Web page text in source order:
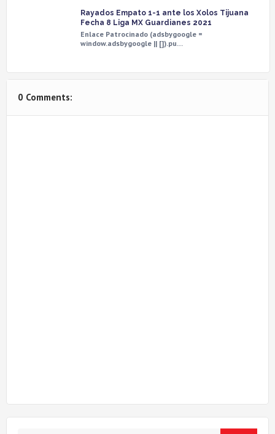
Rayados Empato 1-1 ante los Xolos Tijuana
Fecha 8 Liga MX Guardianes 2021
Enlace Patrocinado (adsbygoogle =
window.adsbygoogle || []).pu…
0 Comments: